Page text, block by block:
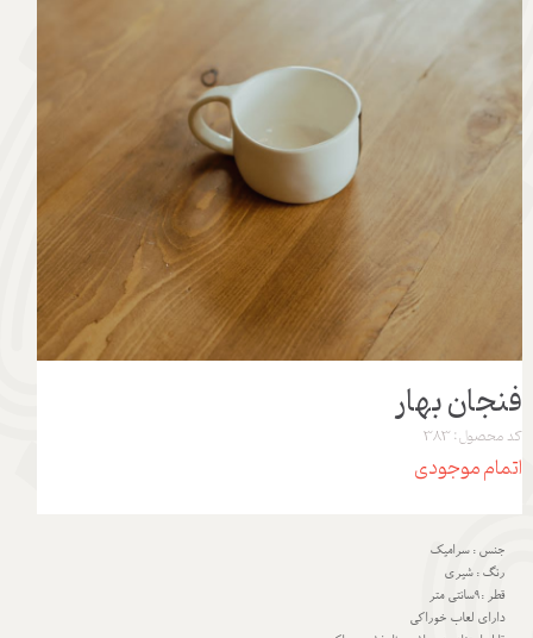
فنجان بهار
کد محصول: 383
اتمام موجودی
جنس : سرامیک
رنگ : شیری
قطر :9سانتی متر
دارای لعاب خوراکی